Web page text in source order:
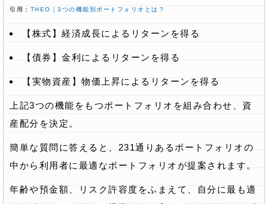
引用： THEO｜3つの機能別ポートフォリオとは？
【株式】経済成長によるリターンを得る
【債券】金利によるリターンを得る
【実物資産】物価上昇によるリターンを得る
上記3つの機能をもつポートフォリオを組み合わせ、資
産配分を決定。
簡単な質問に答えると、231通りあるポートフォリオの
中から利用者に最適なポートフォリオが提案されます。
年齢や預金額、リスク許容度をふまえて、自分に最も適